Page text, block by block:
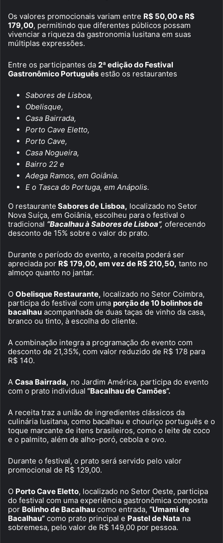
Os valores promocionais variam entre R$ 50,00 e R$
179,00, permitindo que diferentes públicos possam
vivenciar a riqueza da gastronomia lusitana em suas
múltiplas expressões.
Entre os participantes da 2ª edição do Festival
Gastronômico Português estão os restaurantes
Sabores de Lisboa,
Obelisque,
Casa Bairrada,
Porto Cave Eletto,
Porto Cave,
Casa Nogueira,
Bairro 22 e
Adega Ramos, em Goiânia.
E o Tasca do Portuga, em Anápolis.
O restaurante Sabores de Lisboa, localizado no Setor
Nova Suíça, em Goiânia, escolheu para o festival o
tradicional “Bacalhau à Sabores de Lisboa”, oferecendo
desconto de 15% sobre o valor do prato.
Durante o período do evento, a receita poderá ser
apreciada por R$ 179,00, em vez de R$ 210,50, tanto no
almoço quanto no jantar.
O Obelisque Restaurante, localizado no Setor Coimbra,
participa do festival com uma porção de 10 bolinhos de
bacalhau acompanhada de duas taças de vinho da casa,
branco ou tinto, à escolha do cliente.
A combinação integra a programação do evento com
desconto de 21,35%, com valor reduzido de R$ 178 para
R$ 140.
A Casa Bairrada, no Jardim América, participa do evento
com o prato individual “Bacalhau de Camões”.
A receita traz a união de ingredientes clássicos da
culinária lusitana, como bacalhau e chouriço português e o
toque marcante de itens brasileiros, como o leite de coco
e o palmito, além de alho-poró, cebola e ovo.
Durante o festival, o prato será servido pelo valor
promocional de R$ 129,00.
O Porto Cave Eletto, localizado no Setor Oeste, participa
do festival com uma experiência gastronômica composta
por Bolinho de Bacalhau como entrada, “Umami de
Bacalhau” como prato principal e Pastel de Nata na
sobremesa, pelo valor de R$ 149,00 por pessoa.